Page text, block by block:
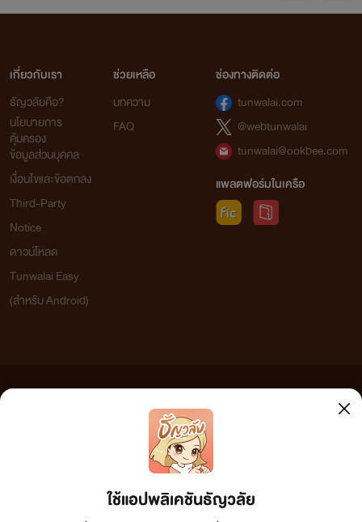
ใช้แอปพลิเคชันธัญวลัย
เกี่ยวกับเรา
ธัญวลัยคือ?
นโยบายการ
คุ้มครอง
ข้อมูลส่วนบุคคล
เงื่อนไขและข้อตกลง
Third-Party
Notice
ดาวน์โหลด
Tunwalai Easy
(สำหรับ Android)
ช่วยเหลือ
บทความ
FAQ
ช่องทางติดต่อ
tunwalai.com
@webtunwalai
tunwalai@ookbee.com
แพลตฟอร์มในเครือ
เว็บไซต์แห่งนี้ไม่ได้เห็นด้วยและไม่ขอรับผิดชอบต่อข้อความใดๆ ทั้งสิ้น ดังนั้นผู้อ่านทุกท่านโปรดใช้
วิจารณญาณในการกลั่นกรองด้วยตนเอง และหากท่านพบข้อความใดๆ ที่ขัดต่อกฎหมายและศีลธรรม
กรุณาแจ้งมาที่ tunwalai@ookbee.com เพื่อทีมงานจะได้ดำเนินการในทันที ทั้งนี้ ทางเว็บไซต์ขอสงวน
ลิขสิทธิ์ตามพระราชบัญญัติลิขสิทธิ์ (ฉบับเพิ่มเติม) พ.ศ.2558